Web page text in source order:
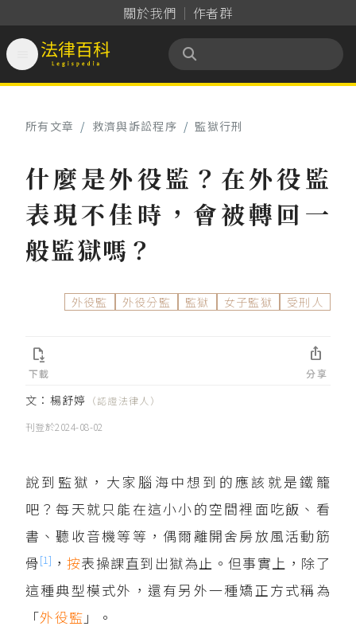
關於我們 作者群
法律百科 Legispedia
所有文章 / 救濟與訴訟程序 / 監獄行刑
什麼是外役監？在外役監
表現不佳時，會被轉回一
般監獄嗎？
外役監 外役分監 監獄 女子監獄 受刑人
文： 楊舒婷
（認證法律人）
刊登於2024-08-02
說到監獄，大家腦海中想到的應該就是鐵籠
吧？每天就只能在這小小的空間裡面吃飯、看
書、聽收音機等等，偶爾離開舍房放風活動筋
骨 [1] ，按表操課直到出獄為止。但事實上，除了
這種典型模式外，還有另外一種矯正方式稱為
「外役監 」。
下載

分享
